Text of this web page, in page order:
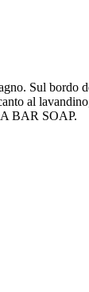
Sul bordo
al
BAR SOAP.